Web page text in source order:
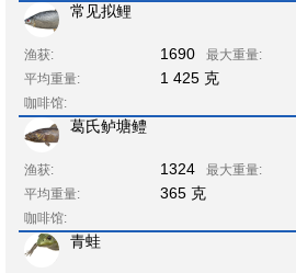
常见拟鲤
渔获: 1690 最大重量:
平均重量: 1 425 克
咖啡馆:
葛氏鲈塘鳢
渔获: 1324 最大重量:
平均重量: 365 克
咖啡馆:
青蛙